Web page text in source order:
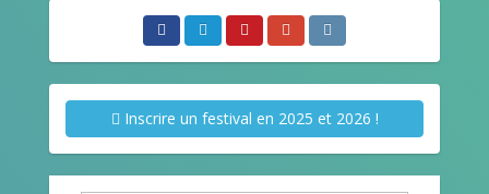
Inscrire un festival en 2025 et 2026 !